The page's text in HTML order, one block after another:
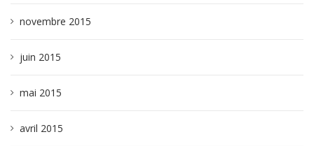
novembre 2015
juin 2015
mai 2015
avril 2015